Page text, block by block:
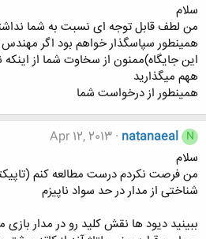
سلام
من لطف قابل توجه ای نسبت به شما
همینطور سپاسگذار خواهم بود اگر مهندس
این جایگاه)ممنون از سخاوت شما از
ههم میگذارید
همینطور از درخواست شما
N
natanaeal
Apr 12, 2013
سلام
من فرصت نکردم درست مطالعه کنم
شناختی از مدار در حد سواد ناپیزم
ببینید دیود ها نقش کلید رو در مدار بازی